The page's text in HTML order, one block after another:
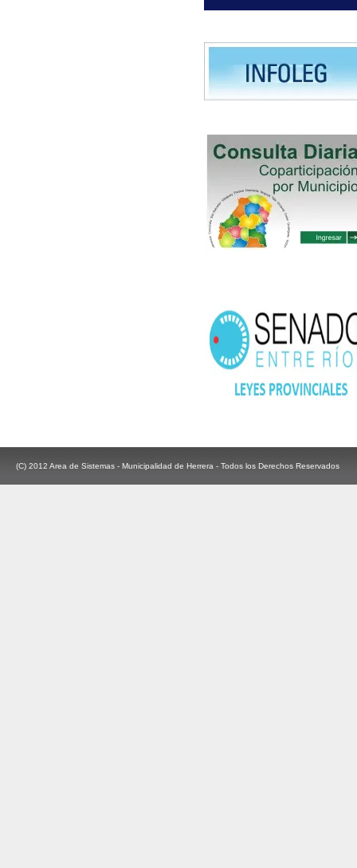
(C) 2012 Area de Sistemas - Municipalidad de Herrera - Todos los Derechos Reservados